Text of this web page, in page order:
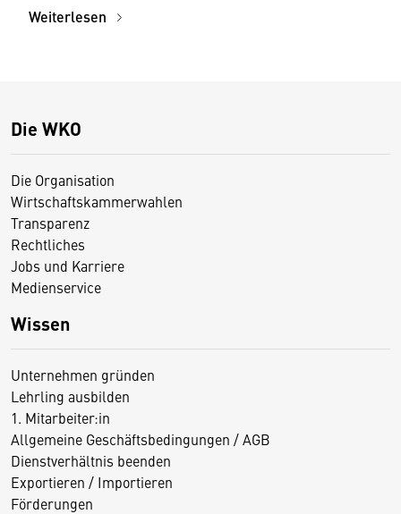
Weiterlesen
Die WKO
Die Organisation
Wirtschaftskammerwahlen
Transparenz
Rechtliches
Jobs und Karriere
Medienservice
Wissen
Unternehmen gründen
Lehrling ausbilden
1. Mitarbeiter:in
Allgemeine Geschäftsbedingungen / AGB
Dienstverhältnis beenden
Exportieren / Importieren
Förderungen